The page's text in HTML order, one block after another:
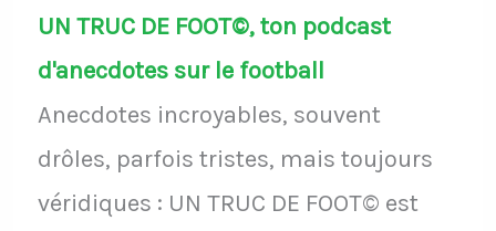
UN TRUC DE FOOT©, ton podcast
d'anecdotes sur le football
Anecdotes incroyables, souvent
drôles, parfois tristes, mais toujours
véridiques : UN TRUC DE FOOT© est